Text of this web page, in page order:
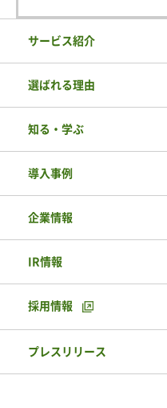
サービス紹介
選ばれる理由
知る・学ぶ
導入事例
企業情報
IR情報
採用情報
プレスリリース